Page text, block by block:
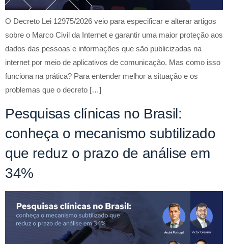
O Decreto Lei 12975/2026 veio para especificar e alterar artigos
sobre o Marco Civil da Internet e garantir uma maior proteção aos
dados das pessoas e informações que são publicizadas na
internet por meio de aplicativos de comunicação. Mas como isso
funciona na prática? Para entender melhor a situação e os
problemas que o decreto […]
Pesquisas clínicas no Brasil:
conheça o mecanismo subtilizado
que reduz o prazo de análise em
34%